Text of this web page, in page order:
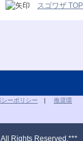
スゴワザ TOP
シーポリシー | 推奨環
Rights Reserved.***